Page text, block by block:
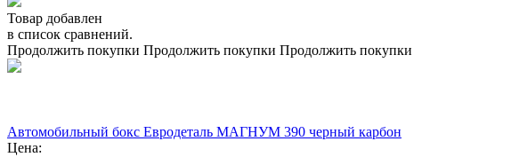
Товар добавлен
в список сравнений.
Продолжить покупки Продолжить покупки Продолжить покупки
Автомобильный бокс Евродеталь МАГНУМ 390 черный карбон
Цена: